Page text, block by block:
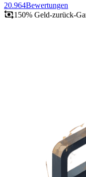
20.964Bewertungen
150% Geld-zurück-